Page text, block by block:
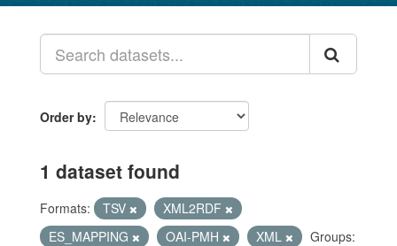
Order by
1 dataset found
Formats: TSV
XML2RDF
ES_MAPPING
OAI-PMH XML
Groups: